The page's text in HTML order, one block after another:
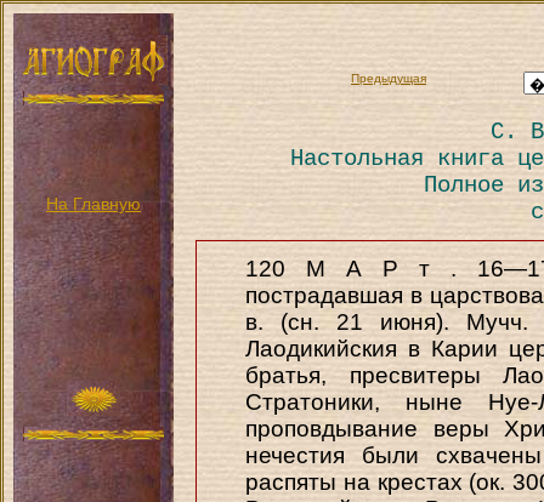
На Главную
Предыдущая
С.
Настольная книга
Полное
120 M А Р т . 16—17.
пострадавшая в
в. (сн. 21 июня). Мучч.
Лаодикийския в Карии
братья, пресвитеры
Стратоники, ныне
проповдывание веры
нечестия были
распяты на крестах (ок.